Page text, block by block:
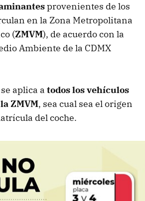
provenientes de los
en la Zona Metropolitana
(ZMVM), de acuerdo con la
Ambiente de la CDMX
aplica a todos los vehículos
ZMVM, sea cual sea el origen
del coche.